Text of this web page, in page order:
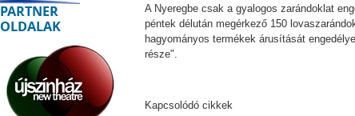
A Nyeregbe csak a gyalogos zarándoklat
péntek délután megérkező 150
hagyományos termékek árusítását
része".
Kapcsolódó cikkek
PARTNER
OLDALAK